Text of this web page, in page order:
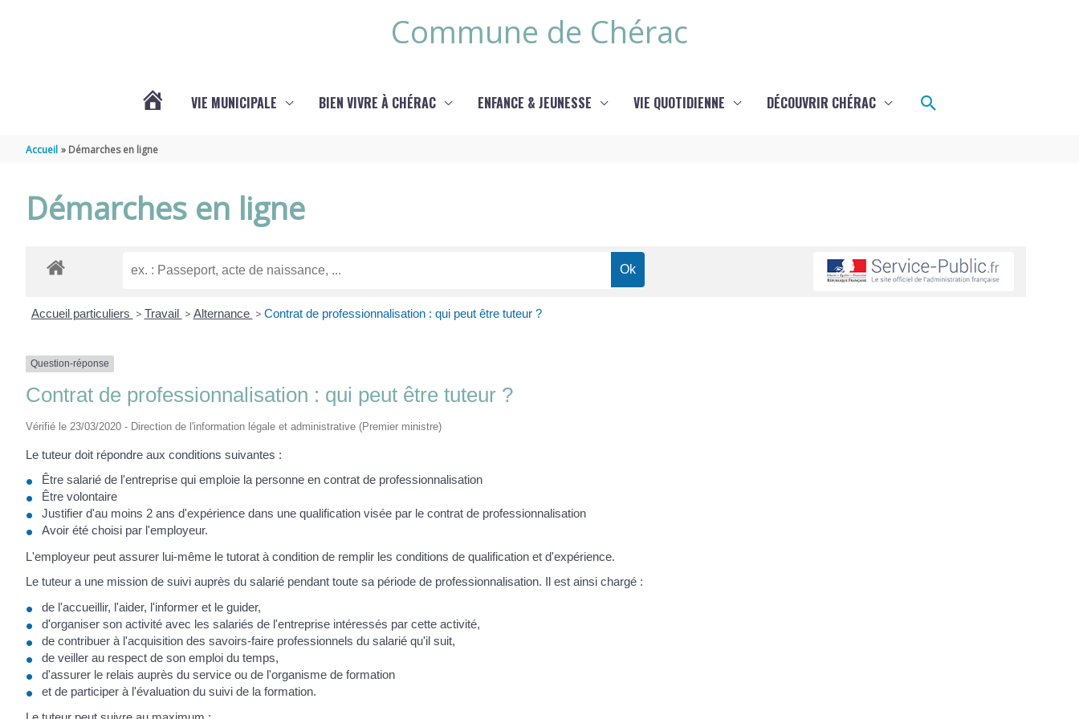
Commune de Chérac
VIE MUNICIPALE BIEN VIVRE À CHÉRAC ENFANCE & JEUNESSE VIE QUOTIDIENNE DÉCOUVRIR CHÉRAC Rechercher
Accueil Démarches en ligne
Démarches en ligne
Accueil particuliers > Travail > Alternance > Contrat de professionnalisation : qui peut être tuteur ?
Question-réponse
Contrat de professionnalisation : qui peut être tuteur ?
Vérifié le 23/03/2020 - Direction de l'information légale et administrative (Premier ministre)
Le tuteur doit répondre aux conditions suivantes :
Être salarié de l'entreprise qui emploie la personne en contrat de professionnalisation
Être volontaire
Justifier d'au moins 2 ans d'expérience dans une qualification visée par le contrat de professionnalisation
Avoir été choisi par l'employeur.
L'employeur peut assurer lui-même le tutorat à condition de remplir les conditions de qualification et d'expérience.
Le tuteur a une mission de suivi auprès du salarié pendant toute sa période de professionnalisation. Il est ainsi chargé :
de l'accueillir, l'aider, l'informer et le guider,
d'organiser son activité avec les salariés de l'entreprise intéressés par cette activité,
de contribuer à l'acquisition des savoirs-faire professionnels du salarié qu'il suit,
de veiller au respect de son emploi du temps,
d'assurer le relais auprès du service ou de l'organisme de formation
et de participer à l'évaluation du suivi de la formation.